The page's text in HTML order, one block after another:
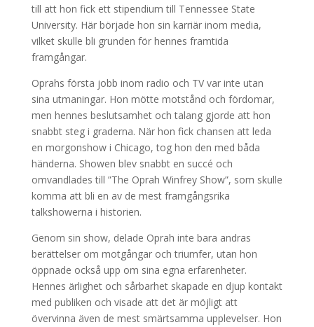
till att hon fick ett stipendium till Tennessee State
University. Här började hon sin karriär inom media,
vilket skulle bli grunden för hennes framtida
framgångar.
Oprahs första jobb inom radio och TV var inte utan
sina utmaningar. Hon mötte motstånd och fördomar,
men hennes beslutsamhet och talang gjorde att hon
snabbt steg i graderna. När hon fick chansen att leda
en morgonshow i Chicago, tog hon den med båda
händerna. Showen blev snabbt en succé och
omvandlades till ”The Oprah Winfrey Show”, som skulle
komma att bli en av de mest framgångsrika
talkshowerna i historien.
Genom sin show, delade Oprah inte bara andras
berättelser om motgångar och triumfer, utan hon
öppnade också upp om sina egna erfarenheter.
Hennes ärlighet och sårbarhet skapade en djup kontakt
med publiken och visade att det är möjligt att
övervinna även de mest smärtsamma upplevelser. Hon